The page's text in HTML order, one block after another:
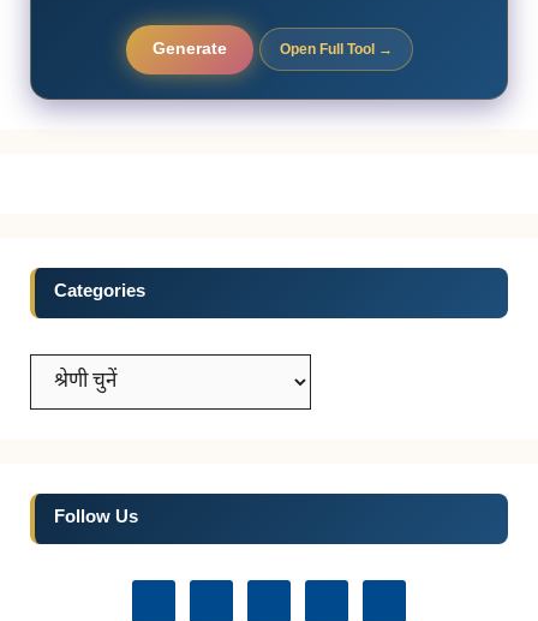
Generate Open Full Tool →
Categories
Categories
Follow Us